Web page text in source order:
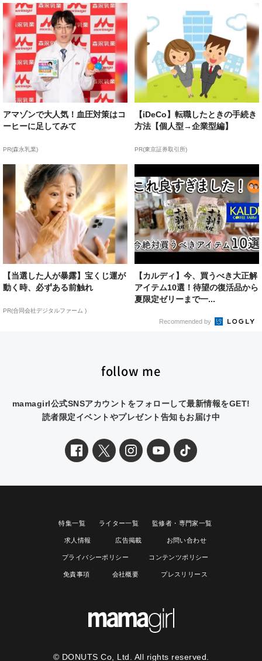
アマゾンで大人気！血圧対策はコ
ーヒーに足してみて
PR(森永乳業)
【iDeCo】転職したときの手続き
方法【個人型→企業型編】
PR(東京証券取引所)
【当選した人が暴露】宝くじ運が
動く時、必ずある前触れ
PR(合同会社デジタルファーム )
【カルディ】今、買うべき大正解
アイテム10選！待望の復活品から
夏限定ゼリーまで一...
Recommended by
follow me
mamagirl公式SNSアカウントをフォローして最新情報をGET!
読者限定イベントやプレゼント告知もお届け中
特集一覧 ライター一覧 監修者・専門家一覧
求人情報 広告掲載 お問い合わせ
プライバシーポリシー コンテンツポリシー
免責事項 会社概要 プレスリリース
© DONUTS Co, Ltd. All rights reserved.